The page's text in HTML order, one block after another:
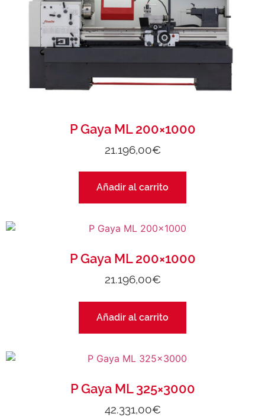
P Gaya ML 200×1000
21.196,00€
Añadir al carrito
P Gaya ML 200×1000
21.196,00€
Añadir al carrito
P Gaya ML 325×3000
42.331,00€